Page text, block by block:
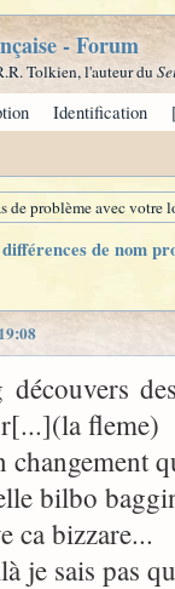
- Forum
Tolkien, l'auteur du
Identification
problème avec
de nom
découvers
fleme)
changement
bilbo
ca bizzare...
je sais pas